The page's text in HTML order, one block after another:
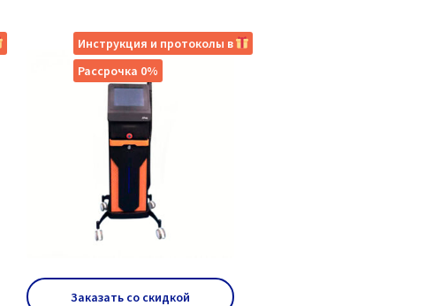
Заказать со скидкой
Инструкция и протоколы в
Рассрочка 0%